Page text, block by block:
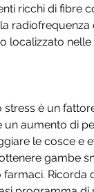
ricchi di fibre
localizzato nelle
stress è un
aumento di
le cosce e
gambe
farmaci.